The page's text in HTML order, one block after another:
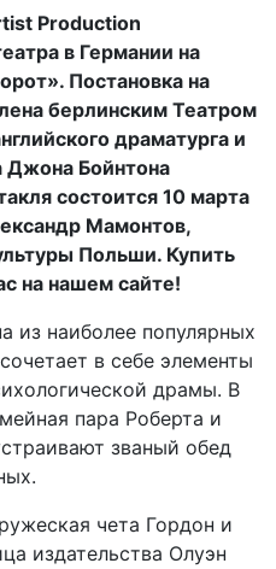
Production
в Германии на
Постановка на
берлинским Театром
драматурга и
Джона Бойнтона
состоится 10 марта
Мамонтов,
Польши. Купить
на нашем сайте!
из наиболее популярных
в себе элементы
драмы. В
пара Роберта и
званый обед
чета Гордон и
издательства Олуэн